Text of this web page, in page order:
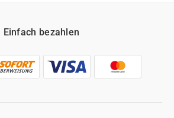
Einfach bezahlen